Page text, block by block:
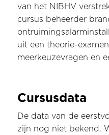
van het NIBHV
cursus beheerder
uit een theorie-
meerkeuzevragen en
Cursusdata
De data van de
zijn nog niet bekend.